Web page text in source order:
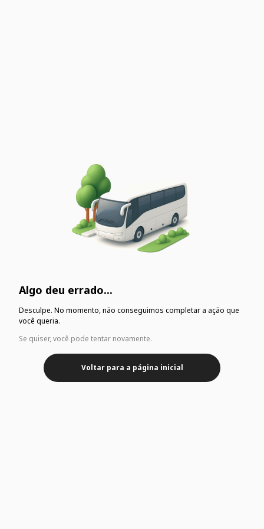
Algo deu errado...
Desculpe. No momento, não conseguimos completar a ação que
você queria.
Se quiser, você pode tentar novamente.
Voltar para a página inicial